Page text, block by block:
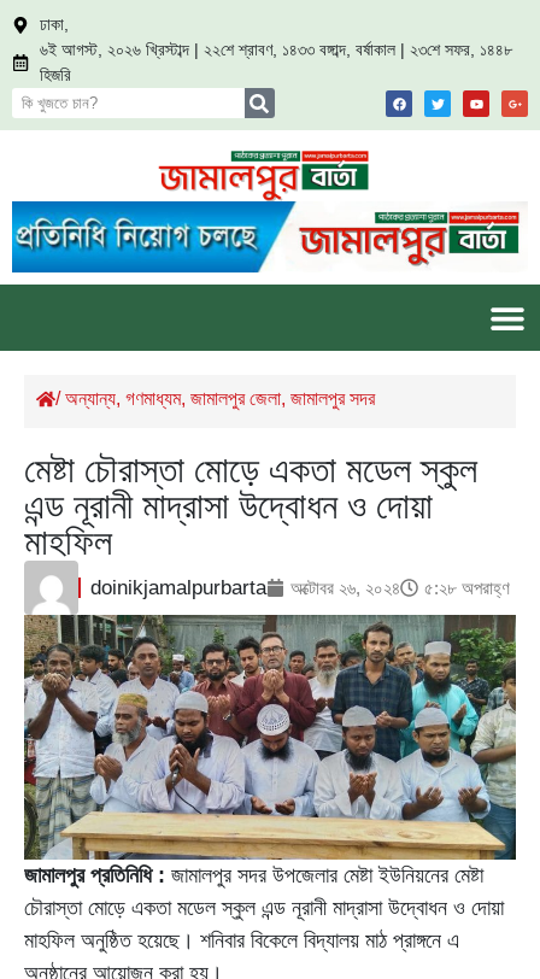
ঢাকা,
৬ই আগস্ট, ২০২৬ খ্রিস্টাব্দ | ২২শে শ্রাবণ, ১৪৩৩ বঙ্গাব্দ, বর্ষাকাল | ২৩শে সফর, ১৪৪৮
হিজরি
/অন্যান্য, গণমাধ্যম, জামালপুর জেলা, জামালপুর সদর
মেষ্টা চৌরাস্তা মোড়ে একতা মডেল স্কুল
এন্ড নূরানী মাদ্রাসা উদ্বোধন ও দোয়া
মাহফিল
doinikjamalpurbarta অক্টোবর ২৬, ২০২৪ ৫:২৮ অপরাহ্ণ
জামালপুর প্রতিনিধি : জামালপুর সদর উপজেলার মেষ্টা ইউনিয়নের মেষ্টা
চৌরাস্তা মোড়ে একতা মডেল স্কুল এন্ড নূরানী মাদ্রাসা উদ্বোধন ও দোয়া
মাহফিল অনুষ্ঠিত হয়েছে। শনিবার বিকেলে বিদ্যালয় মাঠ প্রাঙ্গনে এ
অনুষ্ঠানের আয়োজন করা হয়।